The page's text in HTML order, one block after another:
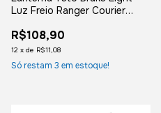
Luz Freio Ranger Courier
R$108,90
12 x de R$11,08
Só restam 3 em estoque!